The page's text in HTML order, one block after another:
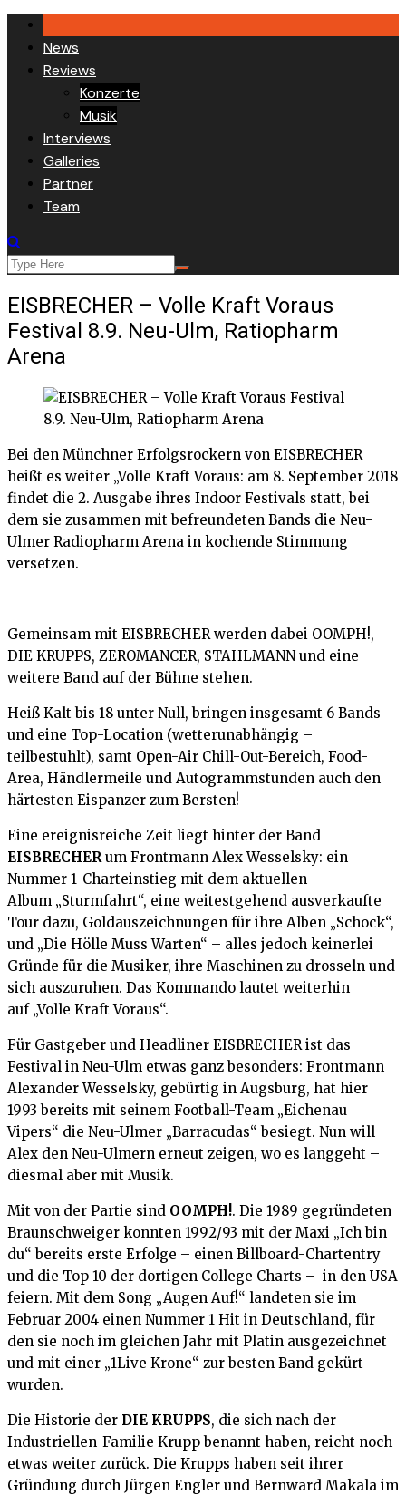
Skip
content
News
Reviews
Konzerte
Musik
Interviews
Galleries
Partner
Team
EISBRECHER – Volle Kraft Voraus
Festival 8.9. Neu-Ulm, Ratiopharm
Arena
Bei den Münchner Erfolgsrockern von EISBRECHER
heißt es weiter „Volle Kraft Voraus: am 8. September 2018
findet die 2. Ausgabe ihres Indoor Festivals statt, bei
dem sie zusammen mit befreundeten Bands die Neu-
Ulmer Radiopharm Arena in kochende Stimmung
versetzen.
Gemeinsam mit EISBRECHER werden dabei OOMPH!,
DIE KRUPPS, ZEROMANCER, STAHLMANN und eine
weitere Band auf der Bühne stehen.
Heiß Kalt bis 18 unter Null, bringen insgesamt 6 Bands
und eine Top-Location (wetterunabhängig –
teilbestuhlt), samt Open-Air Chill-Out-Bereich, Food-
Area, Händlermeile und Autogrammstunden auch den
härtesten Eispanzer zum Bersten!
Eine ereignisreiche Zeit liegt hinter der Band
EISBRECHERum Frontmann Alex Wesselsky: ein
Nummer 1-Charteinstieg mit dem aktuellen
Album „Sturmfahrt“, eine weitestgehend ausverkaufte
Tour dazu, Goldauszeichnungen für ihre Alben „Schock“,
und „Die Hölle Muss Warten“ – alles jedoch keinerlei
Gründe für die Musiker, ihre Maschinen zu drosseln und
sich auszuruhen. Das Kommando lautet weiterhin
auf „Volle Kraft Voraus“.
Für Gastgeber und Headliner EISBRECHER ist das
Festival in Neu-Ulm etwas ganz besonders: Frontmann
Alexander Wesselsky, gebürtig in Augsburg, hat hier
1993 bereits mit seinem Football-Team „Eichenau
Vipers“ die Neu-Ulmer „Barracudas“ besiegt. Nun will
Alex den Neu-Ulmern erneut zeigen, wo es langgeht –
diesmal aber mit Musik.
Mit von der Partie sind OOMPH!. Die 1989 gegründeten
Braunschweiger konnten 1992/93 mit der Maxi „Ich bin
du“ bereits erste Erfolge – einen Billboard-Chartentry
und die Top 10 der dortigen College Charts – in den USA
feiern. Mit dem Song „Augen Auf!“ landeten sie im
Februar 2004 einen Nummer 1 Hit in Deutschland, für
den sie noch im gleichen Jahr mit Platin ausgezeichnet
und mit einer „1Live Krone“ zur besten Band gekürt
wurden.
Die Historie der DIE KRUPPS, die sich nach der
Industriellen-Familie Krupp benannt haben, reicht noch
etwas weiter zurück. Die Krupps haben seit ihrer
Gründung durch Jürgen Engler und Bernward Makala im